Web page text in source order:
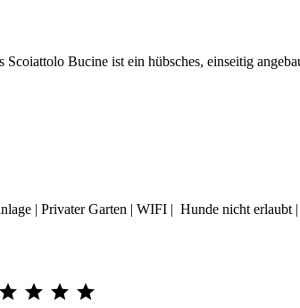
Bucine ist ein hübsches, einseitig
| Privater Garten | WIFI | Hunde nicht
   